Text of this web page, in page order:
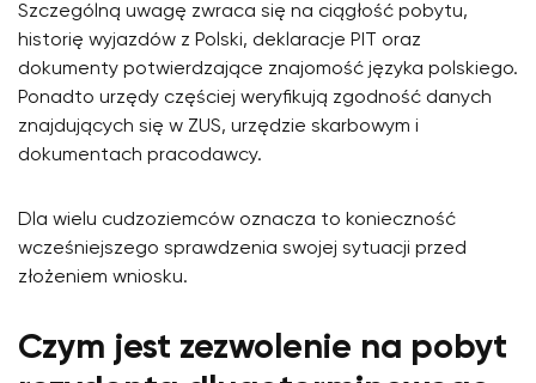
Szczególną uwagę zwraca się na ciągłość pobytu,
historię wyjazdów z Polski, deklaracje PIT oraz
dokumenty potwierdzające znajomość języka polskiego.
Ponadto urzędy częściej weryfikują zgodność danych
znajdujących się w ZUS, urzędzie skarbowym i
dokumentach pracodawcy.
Dla wielu cudzoziemców oznacza to konieczność
wcześniejszego sprawdzenia swojej sytuacji przed
złożeniem wniosku.
Czym jest zezwolenie na pobyt